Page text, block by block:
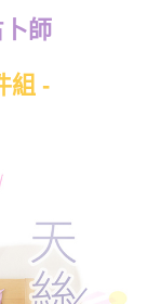
師
組 -